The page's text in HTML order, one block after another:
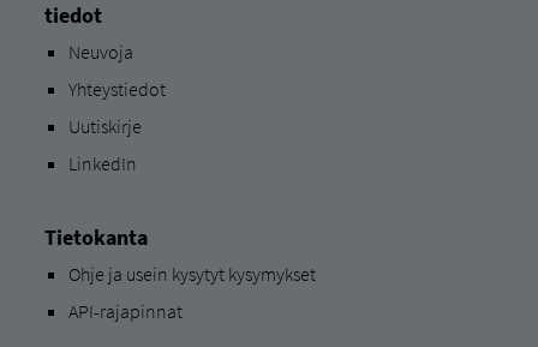
tiedot
Neuvoja
Yhteystiedot
Uutiskirje
LinkedIn
Tietokanta
Ohje ja usein kysytyt kysymykset
API-rajapinnat